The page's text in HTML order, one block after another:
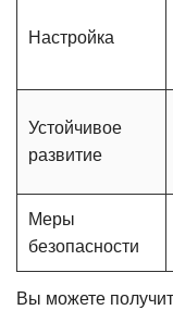
Настройка
Устойчивое
развитие
Меры
безопасности
Вы можете